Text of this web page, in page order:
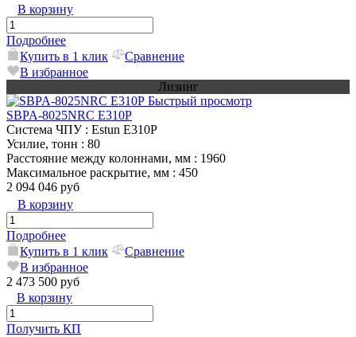
В корзину
Подробнее
Купить в 1 клик
Сравнение
В избранное
Лизинг
Быстрый просмотр
SBPA-8025NRC E310P
Система ЧПУ: Estun E310P
Усилие, тонн : 80
Расстояние между колоннами, мм : 1960
Максимальное раскрытие, мм : 450
2 094 046 руб
В корзину
Подробнее
Купить в 1 клик
Сравнение
В избранное
2 473 500 руб
В корзину
Получить КП